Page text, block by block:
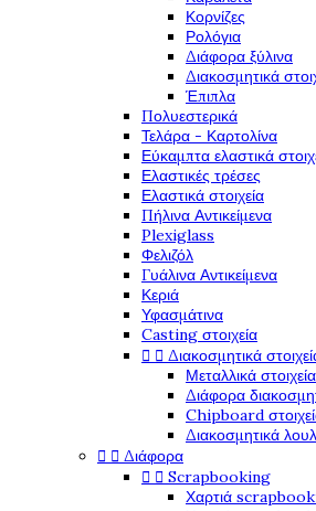
Κορνίζες
Ρολόγια
Διάφορα ξύλινα
Διακοσμητικά
Έπιπλα
Πολυεστερικά
Τελάρα - Καρτολίνα
Εύκαμπτα ελαστικά
Ελαστικές τρέσες
Ελαστικά στοιχεία
Πήλινα Αντικείμενα
Plexiglass
Φελιζόλ
Γυάλινα Αντικείμενα
Κεριά
Υφασμάτινα
Casting στοιχεία
  Διακοσμητικά
Μεταλλικά στοιχεία
Διάφορα
Chipboard
Διακοσμητικά
  Διάφορα
  Scrapbooking
Χαρτιά